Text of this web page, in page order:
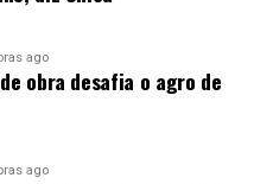
automáticos e
com o método
solo
ago
obra desafia o agro de
ago